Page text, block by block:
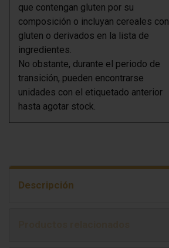
que contengan gluten por su
composición o incluyan cereales con
gluten o derivados en la lista de
ingredientes.
No obstante, durante el periodo de
transición, pueden encontrarse
unidades con el etiquetado anterior
hasta agotar stock.
Descripción